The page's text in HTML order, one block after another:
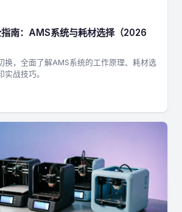
南：AMS系统与耗材选择（2026
换，全面了解AMS系统的工作原理、耗材选
战技巧。